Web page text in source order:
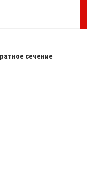
сечение